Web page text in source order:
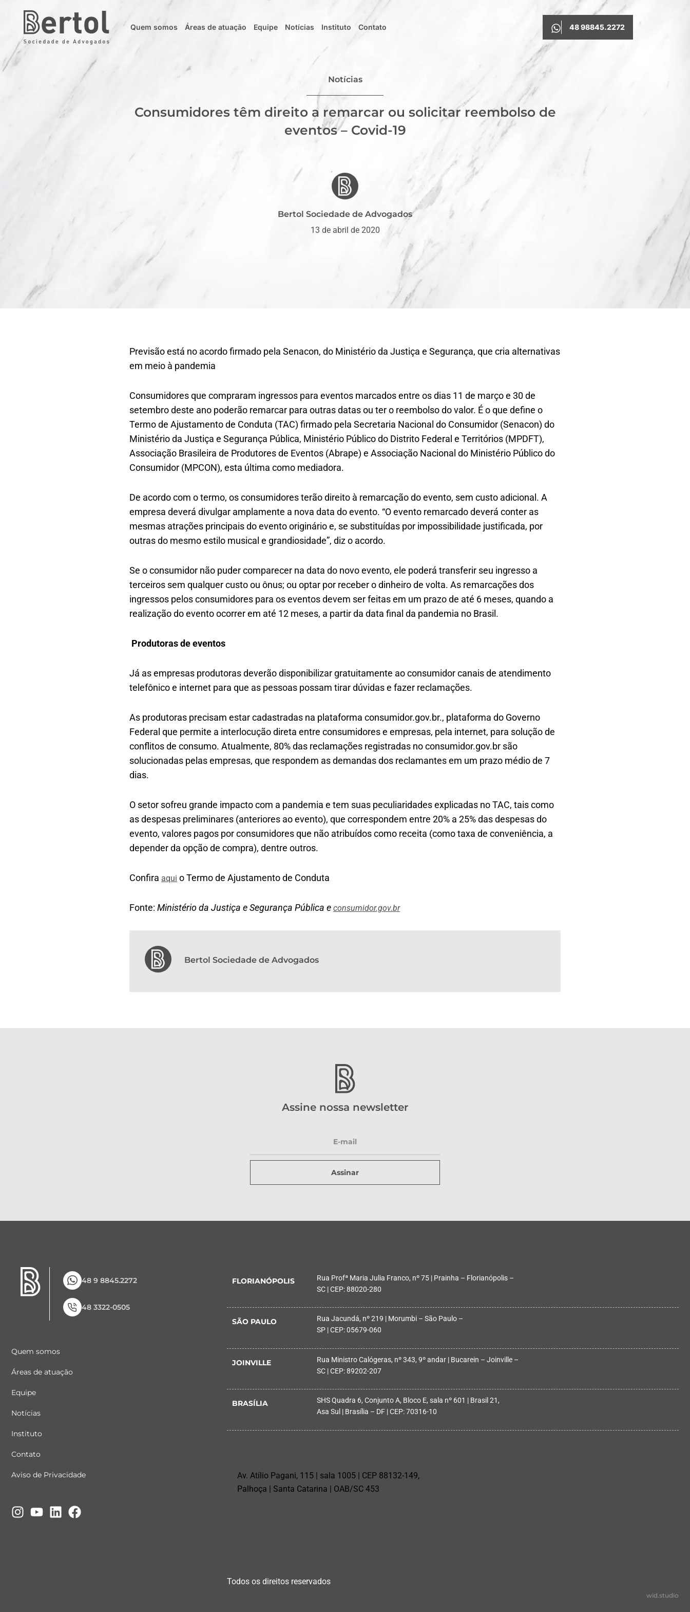
Quem somos Áreas de atuação Equipe Notícias Instituto Contato 48 98845.2272
Notícias
Consumidores têm direito a remarcar ou solicitar reembolso de
eventos – Covid-19
Bertol Sociedade de Advogados
13 de abril de 2020
Previsão está no acordo firmado pela Senacon, do Ministério da Justiça e Segurança, que cria alternativas
em meio à pandemia
Consumidores que compraram ingressos para eventos marcados entre os dias 11 de março e 30 de
setembro deste ano poderão remarcar para outras datas ou ter o reembolso do valor. É o que define o
Termo de Ajustamento de Conduta (TAC) firmado pela Secretaria Nacional do Consumidor (Senacon) do
Ministério da Justiça e Segurança Pública, Ministério Público do Distrito Federal e Territórios (MPDFT),
Associação Brasileira de Produtores de Eventos (Abrape) e Associação Nacional do Ministério Público do
Consumidor (MPCON), esta última como mediadora.
De acordo com o termo, os consumidores terão direito à remarcação do evento, sem custo adicional. A
empresa deverá divulgar amplamente a nova data do evento. “O evento remarcado deverá conter as
mesmas atrações principais do evento originário e, se substituídas por impossibilidade justificada, por
outras do mesmo estilo musical e grandiosidade”, diz o acordo.
Se o consumidor não puder comparecer na data do novo evento, ele poderá transferir seu ingresso a
terceiros sem qualquer custo ou ônus; ou optar por receber o dinheiro de volta. As remarcações dos
ingressos pelos consumidores para os eventos devem ser feitas em um prazo de até 6 meses, quando a
realização do evento ocorrer em até 12 meses, a partir da data final da pandemia no Brasil.
Produtoras de eventos
Já as empresas produtoras deverão disponibilizar gratuitamente ao consumidor canais de atendimento
telefônico e internet para que as pessoas possam tirar dúvidas e fazer reclamações.
As produtoras precisam estar cadastradas na plataforma consumidor.gov.br., plataforma do Governo
Federal que permite a interlocução direta entre consumidores e empresas, pela internet, para solução de
conflitos de consumo. Atualmente, 80% das reclamações registradas no consumidor.gov.br são
solucionadas pelas empresas, que respondem as demandas dos reclamantes em um prazo médio de 7
dias.
O setor sofreu grande impacto com a pandemia e tem suas peculiaridades explicadas no TAC, tais como
as despesas preliminares (anteriores ao evento), que correspondem entre 20% a 25% das despesas do
evento, valores pagos por consumidores que não atribuídos como receita (como taxa de conveniência, a
depender da opção de compra), dentre outros.
Confira aqui o Termo de Ajustamento de Conduta
Fonte: Ministério da Justiça e Segurança Pública e consumidor.gov.br
Bertol Sociedade de Advogados
Assine nossa newsletter
Assinar
48 9 8845.2272
48 3322-0505
Quem somos
Áreas de atuação
Equipe
Notícias
Instituto
Contato
Aviso de Privacidade
FLORIANÓPOLIS
Rua Profª Maria Julia Franco, nº 75 | Prainha – Florianópolis –
SC | CEP: 88020-280
SÃO PAULO
Rua Jacundá, nº 219 | Morumbi – São Paulo –
SP | CEP: 05679-060
JOINVILLE
Rua Ministro Calógeras, nº 343, 9º andar | Bucarein – Joinville –
SC | CEP: 89202-207
BRASÍLIA
SHS Quadra 6, Conjunto A, Bloco E, sala nº 601 | Brasil 21,
Asa Sul | Brasília – DF | CEP: 70316-10
Av. Atílio Pagani, 115 | sala 1005 | CEP 88132-149,
Palhoça | Santa Catarina | OAB/SC 453
Todos os direitos reservados
wid.studio